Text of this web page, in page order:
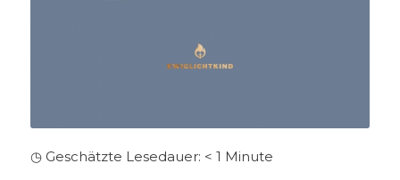
◷ Geschätzte Lesedauer: < 1 Minute